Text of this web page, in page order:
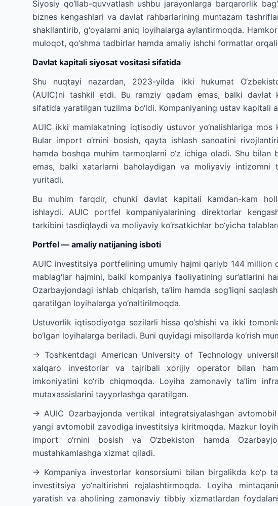
Siyosiy qo‘llab-quvvatlash ushbu jarayonlarga barqarorlik
biznes kengashlari va davlat rahbarlarining muntazam
shakllantirib, g‘oyalarni aniq loyihalarga aylantirmoqda.
muloqot, qo‘shma tadbirlar hamda amaliy ishchi formatlar orqali
Davlat kapitali siyosat vositasi sifatida
Shu nuqtayi nazardan, 2023-yilda ikki hukumat
(AUIC)ni tashkil etdi. Bu ramziy qadam emas, balki davlat
sifatida yaratilgan tuzilma bo‘ldi. Kompaniyaning ustav
AUIC ikki mamlakatning iqtisodiy ustuvor yo‘nalishlariga
Bular import o‘rnini bosish, qayta ishlash sanoatini
hamda boshqa muhim tarmoqlarni o‘z ichiga oladi. Shu bilan
emas, balki xatarlarni baholaydigan va moliyaviy
yuritadi.
Bu muhim farqdir, chunki davlat kapitali kamdan-kam
ishlaydi. AUIC portfel kompaniyalarining direktorlar
tarkibini tasdiqlaydi va moliyaviy ko‘rsatkichlar bo‘yicha
Portfel — amaliy natijaning isboti
AUIC investitsiya portfelining umumiy hajmi qariyb 144
mablag‘lar hajmini, balki kompaniya faoliyatining sur’atlarini
Ozarbayjondagi ishlab chiqarish, ta’lim hamda sog‘liqni
qaratilgan loyihalarga yo‘naltirilmoqda.
Ustuvorlik iqtisodiyotga sezilarli hissa qo‘shishi va ikki
bo‘lgan loyihalarga beriladi. Buni quyidagi misollarda ko‘rish
→ Toshkentdagi American University of Technology
xalqaro investorlar va tajribali xorijiy operator bilan
imkoniyatini ko‘rib chiqmoqda. Loyiha zamonaviy ta’lim
mutaxassislarini tayyorlashga qaratilgan.
→ AUIC Ozarbayjonda vertikal integratsiyalashgan
yangi avtomobil zavodiga investitsiya kiritmoqda. Mazkur
import o‘rnini bosish va O‘zbekiston hamda
mustahkamlashga xizmat qiladi.
→ Kompaniya investorlar konsorsiumi bilan birgalikda ko‘p
investitsiya yo‘naltirishni rejalashtirmoqda. Loyiha
yaratish va aholining zamonaviy tibbiy xizmatlardan